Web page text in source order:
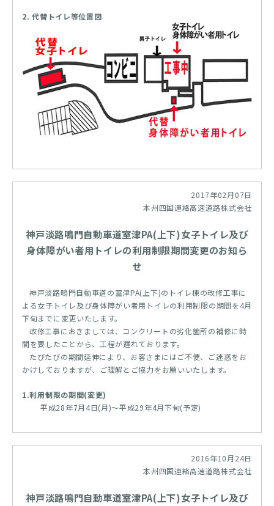
2. 代替トイレ等位置図
2017年02月07日
本州四国連絡高速道路株式会社
神戸淡路鳴門自動車道室津PA(上下)女子トイレ及び
身体障がい者用トイレの利用制限期間変更のお知ら
せ
神戸淡路鳴門自動車道の室津PA(上下)のトイレ棟の改修工事に
よる女子トイレ及び身体障がい者用トイレの利用制限の期間を4月
下旬までに変更いたします。
改修工事におきましては、コンクリートの劣化箇所の補修に時
間を要したことから、工程が遅れております。
たびたびの期間延伸により、お客さまにはご不便、ご迷惑をお
かけしておりますが、ご理解とご協力をお願いいたします。
1.利用制限の期間(変更)
平成28年7月4日(月)～平成29年4月下旬(予定)
2016年10月24日
本州四国連絡高速道路株式会社
神戸淡路鳴門自動車道室津PA(上下)女子トイレ及び